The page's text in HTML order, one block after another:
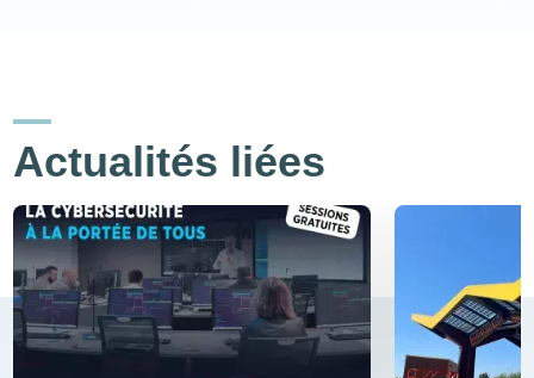
Actualités liées